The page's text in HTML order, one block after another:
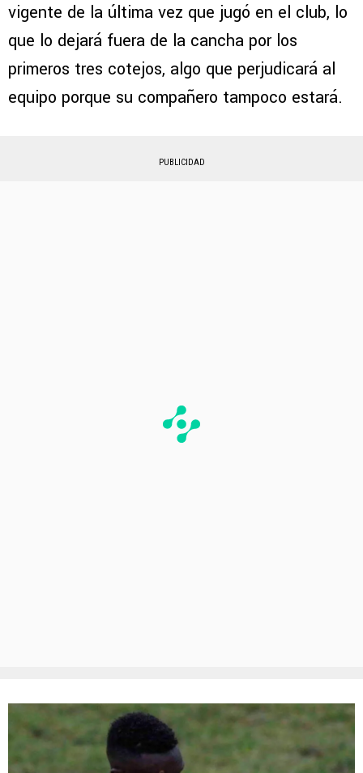
vigente de la última vez que jugó en el club, lo
que lo dejará fuera de la cancha por los
primeros tres cotejos, algo que perjudicará al
equipo porque su compañero tampoco estará.
PUBLICIDAD